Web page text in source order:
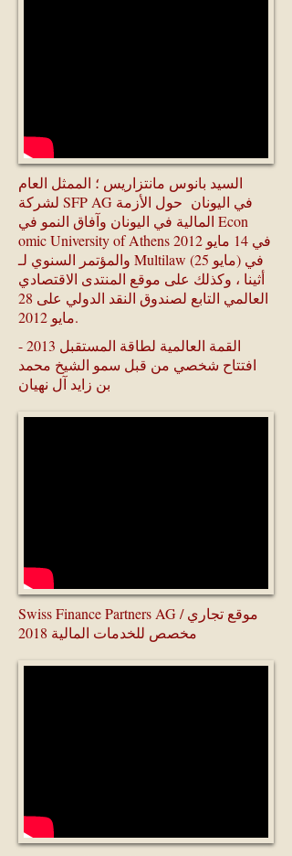
السيد بانوس مانتزاريس ؛ الممثل العام
لشركة SFP AG في اليونان حول الأزمة
المالية في اليونان وآفاق النمو في Econ
omic University of Athens في 14 مايو 2012
والمؤتمر السنوي لـ Multilaw (25 مايو) في
أثينا ، وكذلك على موقع المنتدى الاقتصادي
العالمي التابع لصندوق النقد الدولي على 28
مايو 2012.
القمة العالمية لطاقة المستقبل 2013 -
افتتاح شخصي من قبل سمو الشيخ محمد
بن زايد آل نهيان
Swiss Finance Partners AG / موقع تجاري
مخصص للخدمات المالية 2018